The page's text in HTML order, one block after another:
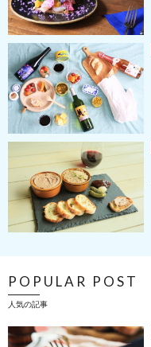
POPULAR POST
人気の記事